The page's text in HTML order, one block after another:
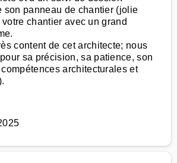
son panneau de chantier (jolie
chantier avec un grand
content de cet architecte; nous
sa précision, sa patience, son
architecturales et